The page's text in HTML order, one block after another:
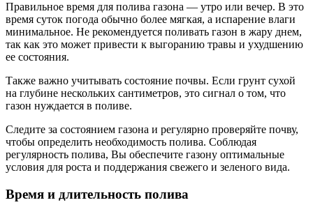
Правильное время для полива газона — утро или вечер. В это
время суток погода обычно более мягкая, а испарение влаги
минимальное. Не рекомендуется поливать газон в жару днем,
так как это может привести к выгоранию травы и ухудшению
ее состояния.
Также важно учитывать состояние почвы. Если грунт сухой
на глубине нескольких сантиметров, это сигнал о том, что
газон нуждается в поливе.
Следите за состоянием газона и регулярно проверяйте почву,
чтобы определить необходимость полива. Соблюдая
регулярность полива, Вы обеспечите газону оптимальные
условия для роста и поддержания свежего и зеленого вида.
Время и длительность полива